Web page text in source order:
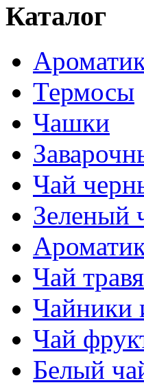
Каталог
Термосы
Чашки
Чай
Зеленый
Чай
Чайники
Чай
Белый